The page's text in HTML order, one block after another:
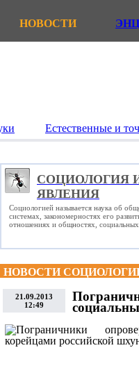
НОВОСТИ
Естественные и
СОЦИОЛОГИЯ
ЯВЛЕНИЯ
Социологией называется наука об
системах, закономерностях его
отношениях и общностях,
НОВОСТИ
21.09.2013
12:49